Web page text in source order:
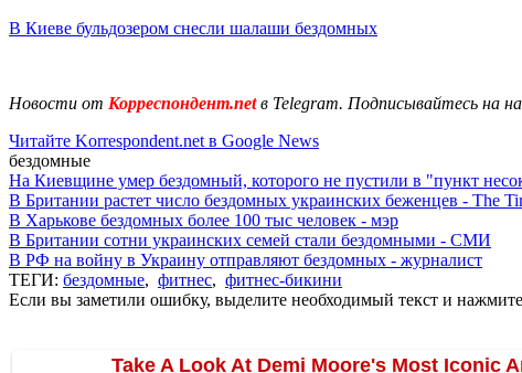
В Киеве бульдозером снесли шалаши бездомных
Новости от Корреспондент.netв Telegram. Подписывайтесь на
Читайте Korrespondent.net в Google News
бездомные
На Киевщине умер бездомный, которого не пустили в "пункт
В Британии растет число бездомных украинских беженцев - The
В Харькове бездомных более 100 тыс человек - мэр
В Британии сотни украинских семей стали бездомными - СМИ
В РФ на войну в Украину отправляют бездомных - журналист
ТЕГИ: бездомные, фитнес, фитнес-бикини
Если вы заметили ошибку, выделите необходимый текст и